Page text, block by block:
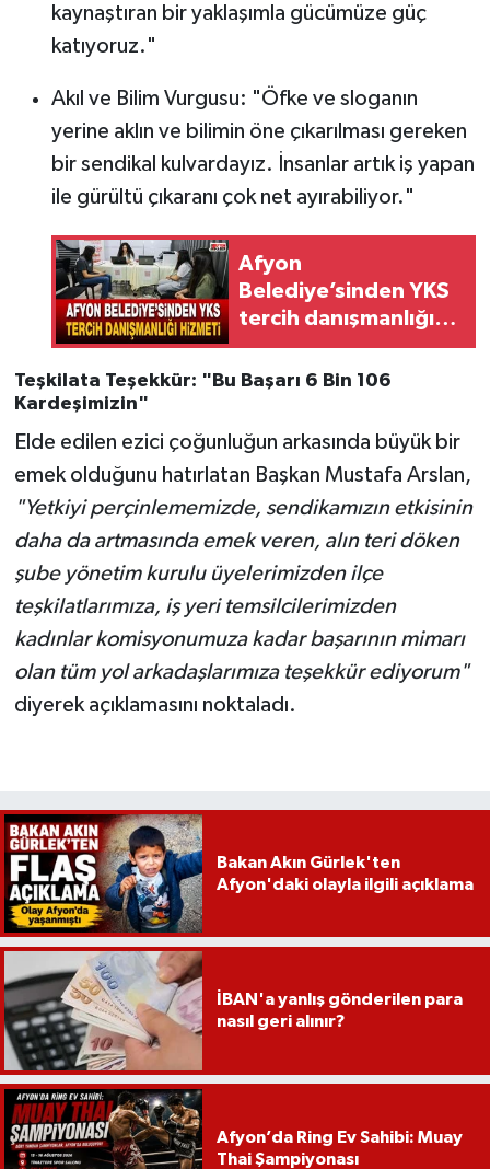
kaynaştıran bir yaklaşımla gücümüze güç
katıyoruz."
Akıl ve Bilim Vurgusu: "Öfke ve sloganın
yerine aklın ve bilimin öne çıkarılması gereken
bir sendikal kulvardayız. İnsanlar artık iş yapan
ile gürültü çıkaranı çok net ayırabiliyor."
Afyon
Belediye’sinden YKS
tercih danışmanlığı
hizmeti
Teşkilata Teşekkür: "Bu Başarı 6 Bin 106
Kardeşimizin"
Elde edilen ezici çoğunluğun arkasında büyük bir
emek olduğunu hatırlatan Başkan Mustafa Arslan,
"Yetkiyi perçinlememizde, sendikamızın etkisinin
daha da artmasında emek veren, alın teri döken
şube yönetim kurulu üyelerimizden ilçe
teşkilatlarımıza, iş yeri temsilcilerimizden
kadınlar komisyonumuza kadar başarının mimarı
olan tüm yol arkadaşlarımıza teşekkür ediyorum"
diyerek açıklamasını noktaladı.
Bakan Akın Gürlek'ten
Afyon'daki olayla ilgili açıklama
İBAN'a yanlış gönderilen para
nasıl geri alınır?
Afyon’da Ring Ev Sahibi: Muay
Thai Şampiyonası